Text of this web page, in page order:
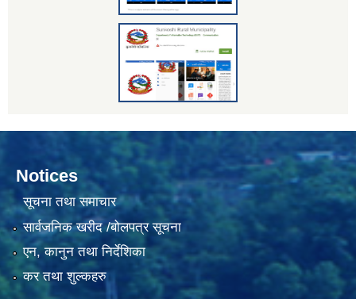
Notices
सूचना तथा समाचार
सार्वजनिक खरीद /बोलपत्र सूचना
एन, कानुन तथा निर्देशिका
कर तथा शुल्कहरु